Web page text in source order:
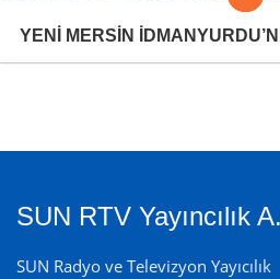
YENİ MERSİN
SUN RTV Yayıncılık
SUN Radyo ve Televizyon Yayıcılık